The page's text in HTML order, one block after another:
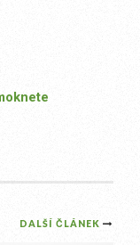
DALŠÍ ČLÁNEK